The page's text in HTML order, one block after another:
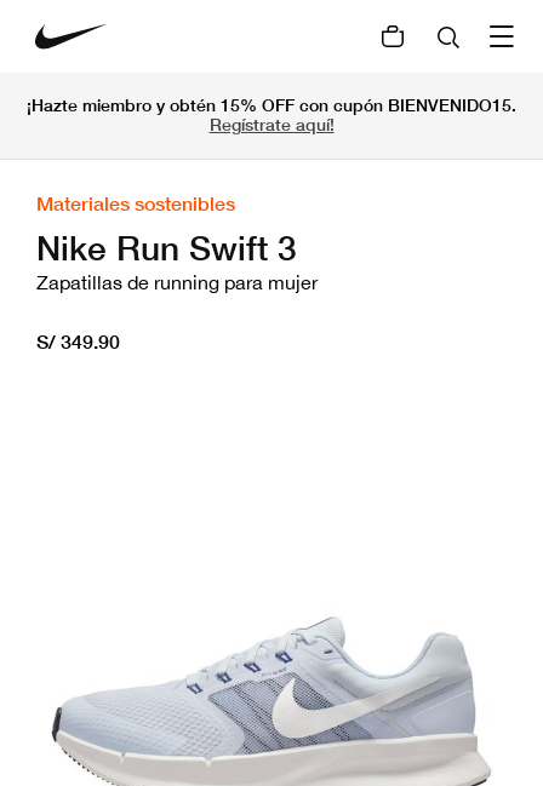
¡Hazte miembro y obtén 15% OFF con cupón BIENVENIDO15.
Regístrate aquí!
Materiales sostenibles
Nike Run Swift 3
Zapatillas de running para mujer
S/ 349.90